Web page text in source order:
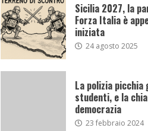
Sicilia 2027, la
Forza Italia è
iniziata
24 agosto 2025
La polizia picchia
studenti, e la
democrazia
23 febbraio 2024